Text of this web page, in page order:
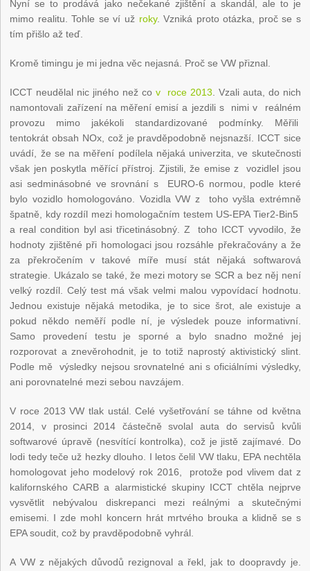
Nyní se to prodává jako nečekané zjištění a skandál, ale to je
mimo realitu. Tohle se ví už roky. Vzniká proto otázka, proč se s
tím přišlo až teď.
Kromě timingu je mi jedna věc nejasná. Proč se VW přiznal.
ICCT neudělal nic jiného než cov roce 2013. Vzali auta, do nich
namontovali zařízení na měření emisí a jezdili s nimi v reálném
provozu mimo jakékoli standardizované podmínky. Měřili
tentokrát obsah NOx, což je pravděpodobně nejsnazší. ICCT sice
uvádí, že se na měření podílela nějaká univerzita, ve skutečnosti
však jen poskytla měřící přístroj. Zjistili, že emise z vozidlel jsou
asi sedminásobné ve srovnání s EURO-6 normou, podle které
bylo vozidlo homologováno. Vozidla VW z toho vyšla extrémně
špatně, kdy rozdíl mezi homologačním testem US-EPA Tier2-Bin5
a real condition byl asi třicetinásobný. Z toho ICCT vyvodilo, že
hodnoty zjištěné při homologaci jsou rozsáhle překračovány a že
za překročením v takové míře musí stát nějaká softwarová
strategie. Ukázalo se také, že mezi motory se SCR a bez něj není
velký rozdíl. Celý test má však velmi malou vypovídací hodnotu.
Jednou existuje nějaká metodika, je to sice šrot, ale existuje a
pokud někdo neměří podle ní, je výsledek pouze informativní.
Samo provedení testu je sporné a bylo snadno možné jej
rozporovat a znevěrohodnit, je to totiž naprostý aktivistický slint.
Podle mě výsledky nejsou srovnatelné ani s oficiálními výsledky,
ani porovnatelné mezi sebou navzájem.
V roce 2013 VW tlak ustál. Celé vyšetřování se táhne od května
2014, v prosinci 2014 částečně svolal auta do servisů kvůli
softwarové úpravě (nesvítící kontrolka), což je jistě zajímavé. Do
lodi tedy teče už hezky dlouho. I letos čelil VW tlaku, EPA nechtěla
homologovat jeho modelový rok 2016, protože pod vlivem dat z
kalifornského CARB a alarmistické skupiny ICCT chtěla nejprve
vysvětlit nebývalou diskrepanci mezi reálnými a skutečnými
emisemi. I zde mohl koncern hrát mrtvého brouka a klidně se s
EPA soudit, což by pravděpodobně vyhrál.
A VW z nějakých důvodů rezignoval a řekl, jak to doopravdy je.